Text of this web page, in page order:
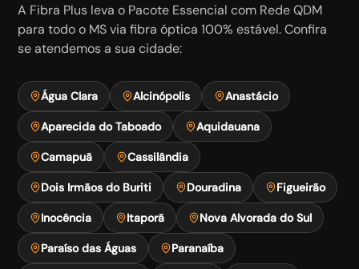
A Fibra Plus leva o Pacote Essencial com Rede QDM
para todo o MS via fibra óptica 100% estável. Confira
se atendemos a sua cidade:
Água Clara Alcinópolis Anastácio
Aparecida do Taboado Aquidauana
Camapuã Cassilândia
Dois Irmãos do Buriti Douradina Figueirão
Inocência Itaporã Nova Alvorada do Sul
Paraíso das Águas Paranaíba